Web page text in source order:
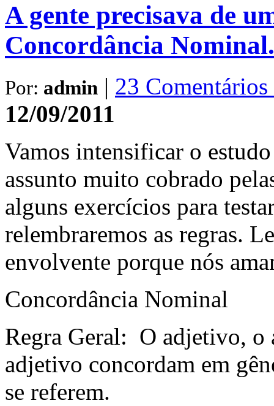
A gente precisava de
Concordância
Por: admin | 23 Comentários
12/09/2011
Vamos intensificar o
assunto muito cobrado
alguns exercícios para
relembraremos as regras.
envolvente porque nós
Concordância Nominal
Regra Geral: O adjetivo, o
adjetivo concordam em
se referem.